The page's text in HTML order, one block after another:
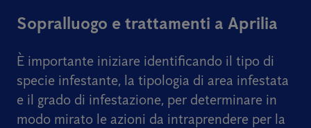
Sopralluogo e trattamenti a Aprilia
È importante iniziare identificando il tipo di
specie infestante, la tipologia di area infestata
e il grado di infestazione, per determinare in
modo mirato le azioni da intraprendere per la